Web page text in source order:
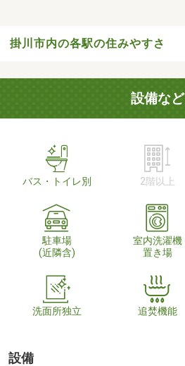
掛川市内の各駅の住みやすさ
設備など
バス・トイレ別 2階以上
駐車場
(近隣含)
室内洗濯機
置き場
洗面所独立 追焚機能
設備